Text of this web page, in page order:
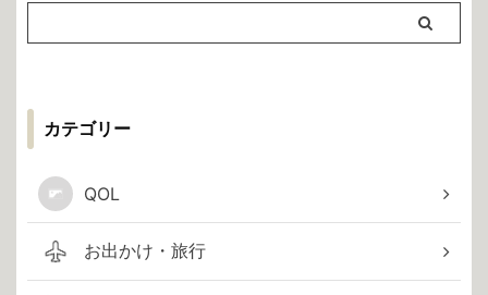
カテゴリー
QOL
お出かけ・旅行